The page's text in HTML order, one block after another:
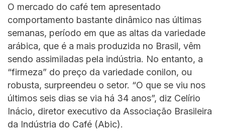
O mercado do café tem apresentado
comportamento bastante dinâmico nas últimas
semanas, período em que as altas da variedade
arábica, que é a mais produzida no Brasil, vêm
sendo assimiladas pela indústria. No entanto, a
“firmeza” do preço da variedade conilon, ou
robusta, surpreendeu o setor. “O que se viu nos
últimos seis dias se via há 34 anos”, diz Celírio
Inácio, diretor executivo da Associação Brasileira
da Indústria do Café (Abic).